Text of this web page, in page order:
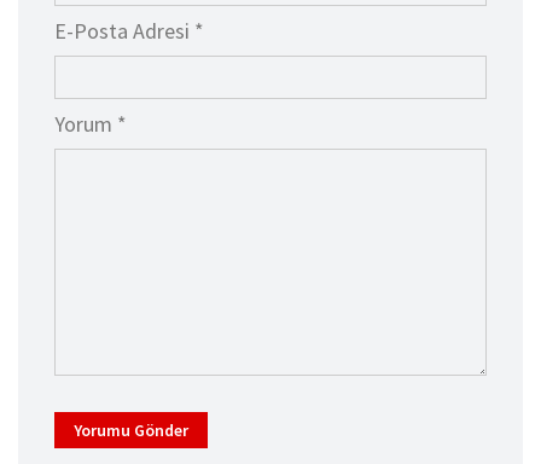
E-Posta Adresi *
Yorum *
Yorumu Gönder